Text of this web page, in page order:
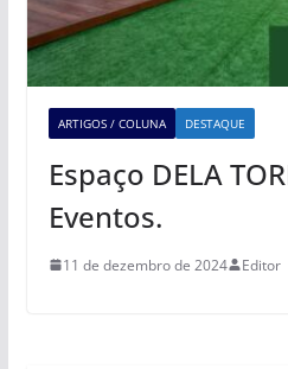
ARTIGOS / COLUNA DESTAQUE
Espaço DELA
Eventos.
11 de dezembro de 2024 Editor